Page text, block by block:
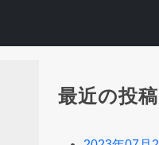
最近の投稿